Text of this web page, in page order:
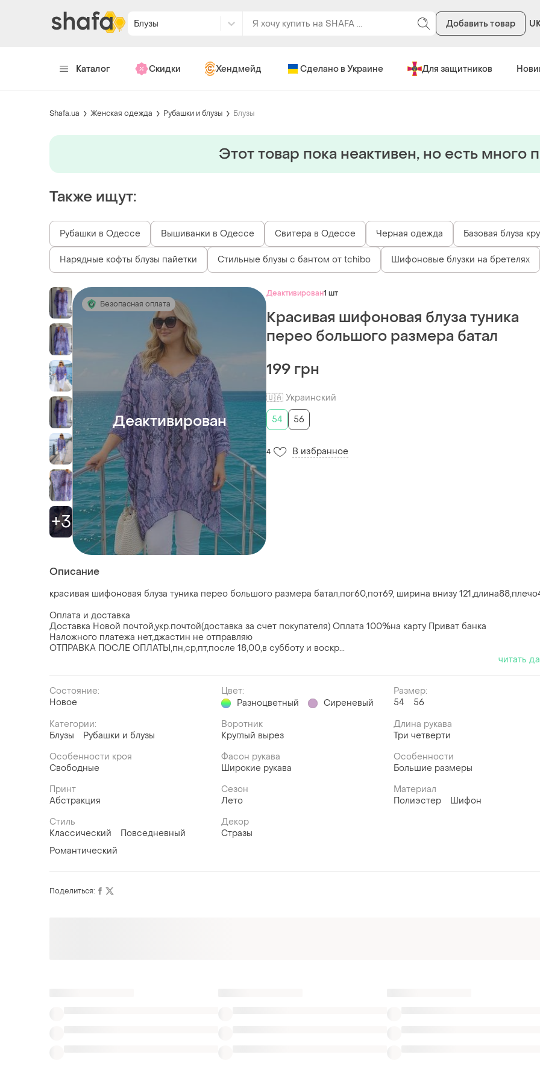
Блузы Добавить товар
Каталог Скидки Хендмейд Сделано в Украине Для защитников
Shafa.ua Женская одежда Рубашки и блузы Блузы
Этот товар пока неактивен, но есть много
Также ищут:
Рубашки в Одессе Вышиванки в Одессе Свитера в Одессе Черная одежда Базовая блуза
Нарядные кофты блузы пайетки Стильные блузы с бантом от tchibo Шифоновые блузки на бретелях
+3
Безопасная оплата
Деактивирован
Деактивирован1 шт
Красивая шифоновая блуза туника
перео большого размера батал
199 грн
🇺🇦 Украинский
54
56
4 В избранное
Описание
красивая шифоновая блуза туника перео большого размера батал,пог60,пот69, ширина внизу
Оплата и доставка
Доставка Новой почтой,укр.почтой(доставка за счет покупателя) Оплата 100%на карту Приват банка
Наложного платежа нет,джастин не отправляю
ОТПРАВКА ПОСЛЕ ОПЛАТЫ,пн,ср,пт,после 18,00,в субботу и воскр...
читать
Состояние:
Новое
Цвет:
Разноцветный
Сиреневый
Размер:
54
56
Категории:
Блузы
Рубашки и блузы
Воротник
Круглый вырез
Длина рукава
Три четверти
Особенности кроя
Свободные
Фасон рукава
Широкие рукава
Особенности
Большие размеры
Принт
Абстракция
Сезон
Лето
Материал
Полиэстер
Шифон
Стиль
Классический
Повседневный
Романтический
Декор
Стразы
Поделиться: